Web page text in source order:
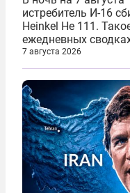
истребитель И-16
Heinkel He 111.
ежедневных
обстоятельство.
истории
У пилота —
7 августа 2026